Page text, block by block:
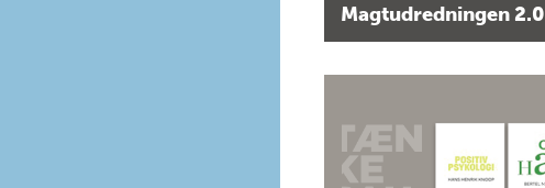
Magtudredningen 2.0